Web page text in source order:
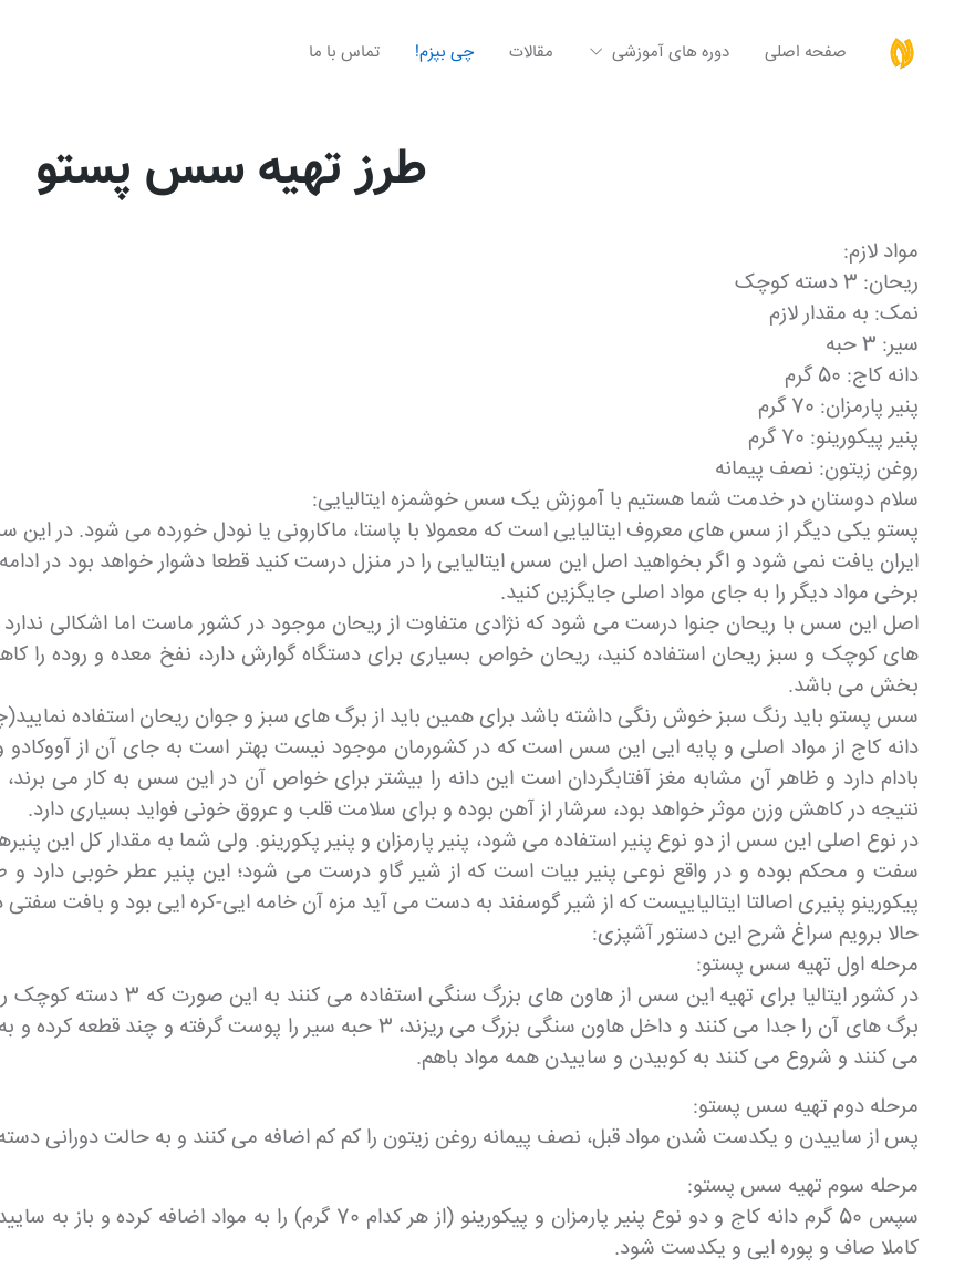
صفحه اصلی دوره های آموزشی مقالات چی بپزم! تماس با ما
طرز تهیه سس پستو
مواد لازم:
ریحان: 3 دسته کوچک
نمک: به مقدار لازم
سیر: 3 حبه
دانه کاج: 50 گرم
پنیر پارمزان: 70 گرم
پنیر پیکورینو: 70 گرم
روغن زیتون: نصف پیمانه
سلام دوستان در خدمت شما هستیم با آموزش یک سس خوشمزه ایتالیایی:
پستو یکی دیگر از سس های معروف ایتالیایی است که معمولا با پاستا، ماکارونی یا نودل خورده می شود. در
ایران یافت نمی شود و اگر بخواهید اصل این سس ایتالیایی را در منزل درست کنید قطعا دشوار خواهد بود در
برخی مواد دیگر را به جای مواد اصلی جایگزین کنید.
اصل این سس با ریحان جنوا درست می شود که نژادی متفاوت از ریحان موجود در کشور ماست اما اشکالی ندارد
های کوچک و سبز ریحان استفاده کنید، ریحان خواص بسیاری برای دستگاه گوارش دارد، نفخ معده و روده
بخش می باشد.
سس پستو باید رنگ سبز خوش رنگی داشته باشد برای همین باید از برگ های سبز و جوان ریحان استفاده
دانه کاج از مواد اصلی و پایه ایی این سس است که در کشورمان موجود نیست بهتر است به جای آن از آووکادو و
بادام دارد و ظاهر آن مشابه مغز آفتابگردان است این دانه را بیشتر برای خواص آن در این سس به کار می
نتیجه در کاهش وزن موثر خواهد بود، سرشار از آهن بوده و برای سلامت قلب و عروق خونی فواید بسیاری دارد.
در نوع اصلی این سس از دو نوع پنیر استفاده می شود، پنیر پارمزان و پنیر پکورینو. ولی شما به مقدار کل این پنیرها
سفت و محکم بوده و در واقع نوعی پنیر بیات است که از شیر گاو درست می شود؛ این پنیر عطر خوبی دارد و
پیکورینو پنیری اصالتا ایتالیاییست که از شیر گوسفند به دست می آید مزه آن خامه ایی-کره ایی بود و بافت سفتی
حالا برویم سراغ شرح این دستور آشپزی:
مرحله اول تهیه سس پستو:
در کشور ایتالیا برای تهیه
برگ های آن را جدا می کنند و داخل هاون سنگی بزرگ می ریزند، 3 حبه
می کنند و شروع می کنند به کوبیدن و ساییدن همه مواد باهم.
مرحله دوم تهیه سس پستو:
پس از ساییدن و یکدست شدن مواد قبل، نصف پیمانه روغن زیتون را کم کم اضافه می کنند و به حالت دورانی
مرحله سوم تهیه سس پستو:
سپس 50 گرم دانه کاج و دو نوع پنیر پارمزان و پیکورینو (از هر
کاملا صاف و پوره ایی و یکدست شود.